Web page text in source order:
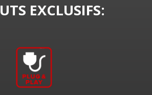
EXCLUSIFS: